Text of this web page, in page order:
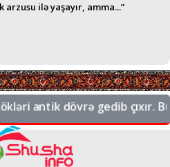
arzusu ilə yaşayır, amma...”
antik dövrə gedib çıxır.